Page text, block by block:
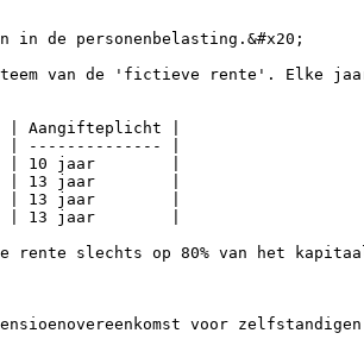
de personenbelasting.&#x20;
van de 'fictieve rente'. Elke
Aangifteplicht |
| -------------- |
| 10 jaar        |
13 jaar        |
13 jaar        |
13 jaar        |
slechts op 80% van het
voor